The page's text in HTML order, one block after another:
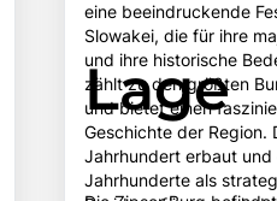
eine beeindruckende
Slowakei, die für ihre
und ihre historische
zählt zu den größten
und bietet einen
Geschichte der Region.
Jahrhundert erbaut
Jahrhunderte als
Lage